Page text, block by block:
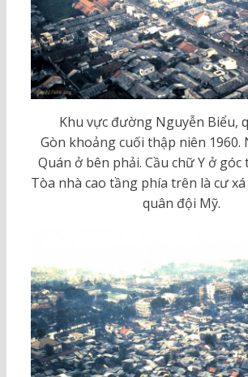
Khu vực đường Nguyễn Biểu,
Gòn khoảng cuối thập niên 1960.
Quán ở bên phải. Cầu chữ Y ở
Tòa nhà cao tầng phía trên là cư
quân đội Mỹ.